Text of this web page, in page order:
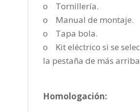
o Tornillería.
o Manual de montaje.
o Tapa bola.
o Kit eléctrico si se
la pestaña de más
Homologación: